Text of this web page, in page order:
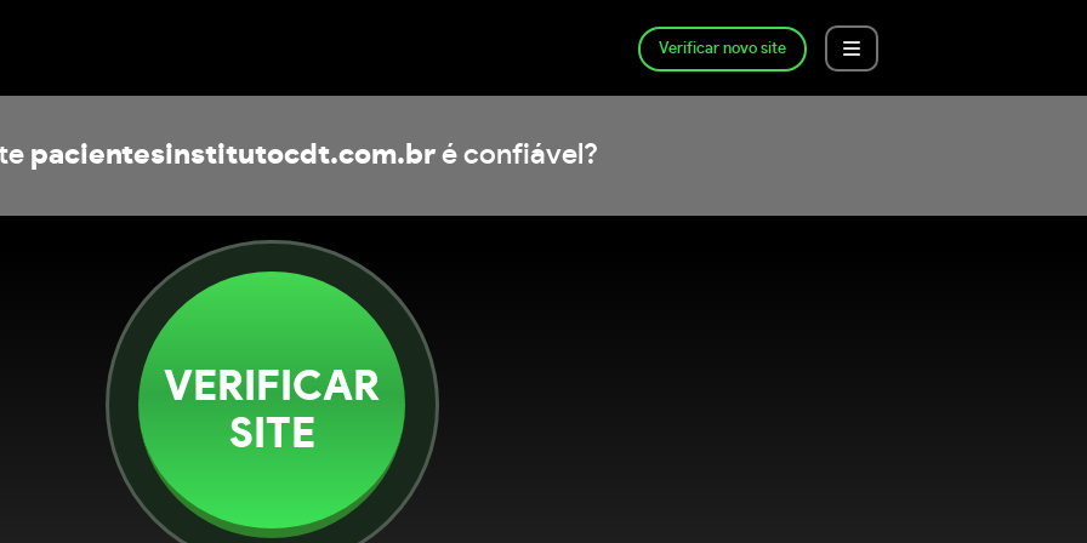
Verificar novo site
pacientesinstitutocdt.com.bré confiável?
VERIFICAR
SITE